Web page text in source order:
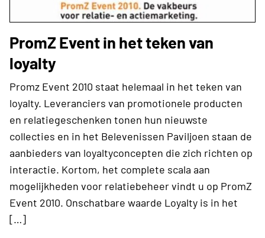
PromZ Event in het teken van
loyalty
Promz Event 2010 staat helemaal in het teken van
loyalty. Leveranciers van promotionele producten
en relatiegeschenken tonen hun nieuwste
collecties en in het Belevenissen Paviljoen staan de
aanbieders van loyaltyconcepten die zich richten op
interactie. Kortom, het complete scala aan
mogelijkheden voor relatiebeheer vindt u op PromZ
Event 2010. Onschatbare waarde Loyalty is in het
[…]